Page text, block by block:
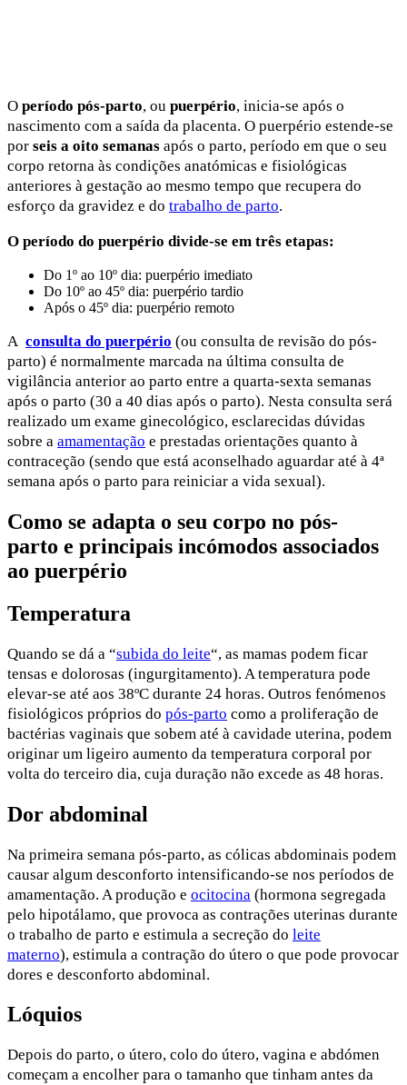
O período pós-parto, ou puerpério, inicia-se após o
nascimento com a saída da placenta. O puerpério estende-se
por seis a oito semanas após o parto, período em que o seu
corpo retorna às condições anatómicas e fisiológicas
anteriores à gestação ao mesmo tempo que recupera do
esforço da gravidez e do trabalho de parto.
O período do puerpério divide-se em três etapas:
Do 1º ao 10º dia: puerpério imediato
Do 10º ao 45º dia: puerpério tardio
Após o 45º dia: puerpério remoto
A consulta do puerpério (ou consulta de revisão do pós-
parto) é normalmente marcada na última consulta de
vigilância anterior ao parto entre a quarta-sexta semanas
após o parto (30 a 40 dias após o parto). Nesta consulta será
realizado um exame ginecológico, esclarecidas dúvidas
sobre a amamentação e prestadas orientações quanto à
contraceção (sendo que está aconselhado aguardar até à 4ª
semana após o parto para reiniciar a vida sexual).
Como se adapta o seu corpo no pós-
parto e principais incómodos associados
ao puerpério
Temperatura
Quando se dá a “subida do leite“, as mamas podem ficar
tensas e dolorosas (ingurgitamento). A temperatura pode
elevar-se até aos 38ºC durante 24 horas. Outros fenómenos
fisiológicos próprios do pós-parto como a proliferação de
bactérias vaginais que sobem até à cavidade uterina, podem
originar um ligeiro aumento da temperatura corporal por
volta do terceiro dia, cuja duração não excede as 48 horas.
Dor abdominal
Na primeira semana pós-parto, as cólicas abdominais podem
causar algum desconforto intensificando-se nos períodos de
amamentação. A produção e ocitocina (hormona segregada
pelo hipotálamo, que provoca as contrações uterinas durante
o trabalho de parto e estimula a secreção do leite
materno), estimula a contração do útero o que pode provocar
dores e desconforto abdominal.
Lóquios
Depois do parto, o útero, colo do útero, vagina e abdómen
começam a encolher para o tamanho que tinham antes da